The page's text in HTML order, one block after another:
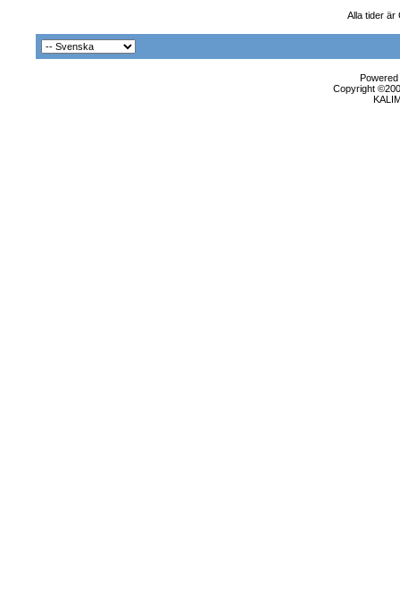
Alla tider är
Copyright